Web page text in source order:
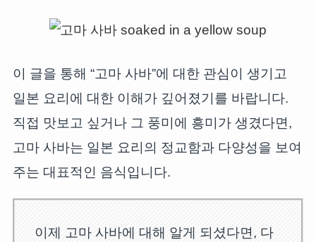
이 글을 통해 “고마 사바”에 대한 관심이 생기고
일본 요리에 대한 이해가 깊어졌기를 바랍니다.
직접 맛보고 싶거나 그 풍미에 흥미가 생겼다면,
고마 사바는 일본 요리의 정교함과 다양성을 보여
주는 대표적인 음식입니다.
이제 고마 사바에 대해 알게 되셨다면, 다